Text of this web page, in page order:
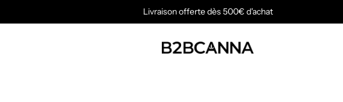
Livraison offerte dès 500€ d'achat